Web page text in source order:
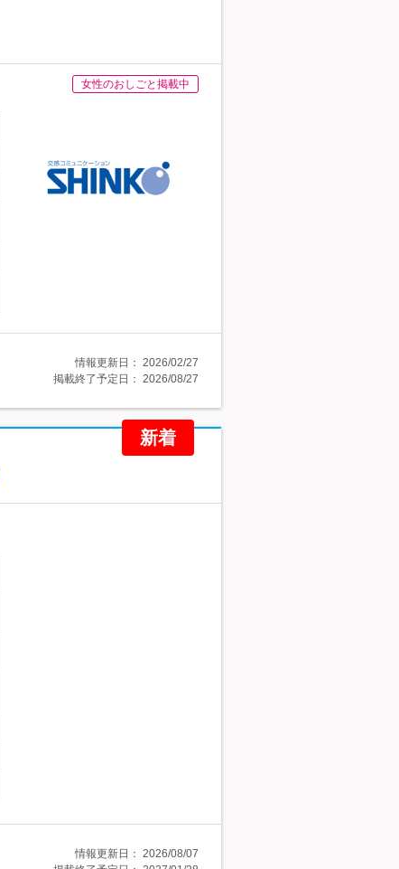
女性のおしごと掲載中
情報更新日： 2026/02/27
掲載終了予定日： 2026/08/27
新着
情報更新日： 2026/08/07